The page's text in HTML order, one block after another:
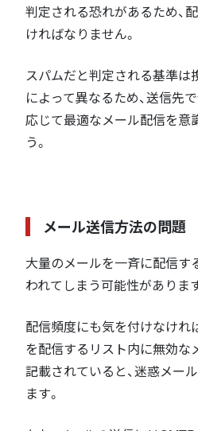
判定される恐れがあるため、
ければなりません。
スパムだと判定される基準は
によって異なるため、送信先
応じて最適なメール配信を意
う。
メール送信方法の問題
大量のメールを一斉に配信す
われてしまう可能性がありま
配信頻度にも気を付けなけれ
を配信するリスト内に無効な
記載されていると、迷惑メー
ます。